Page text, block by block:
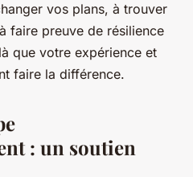
vos plans, à trouver
faire preuve de résilience
que votre expérience et
faire la différence.
: un soutien